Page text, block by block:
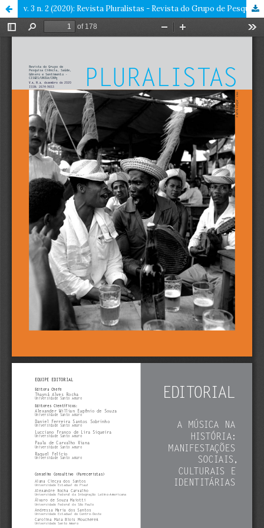
v. 3 n. 2 (2020): Revista Pluralistas - Revista do Grupo de Pesquisa Ciência, Saúde, Gênero e Sentimento - CISGES/UNISA/CNpq